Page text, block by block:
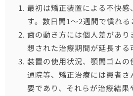
最初は矯正装置による不快感
す。数日間1～2週間で慣れる
歯の動き方には個人差があり
想された治療期間が延長する
装置の使用状況、顎間ゴムの
通院等、矯正治療には患者
要であり、それらが治療結果